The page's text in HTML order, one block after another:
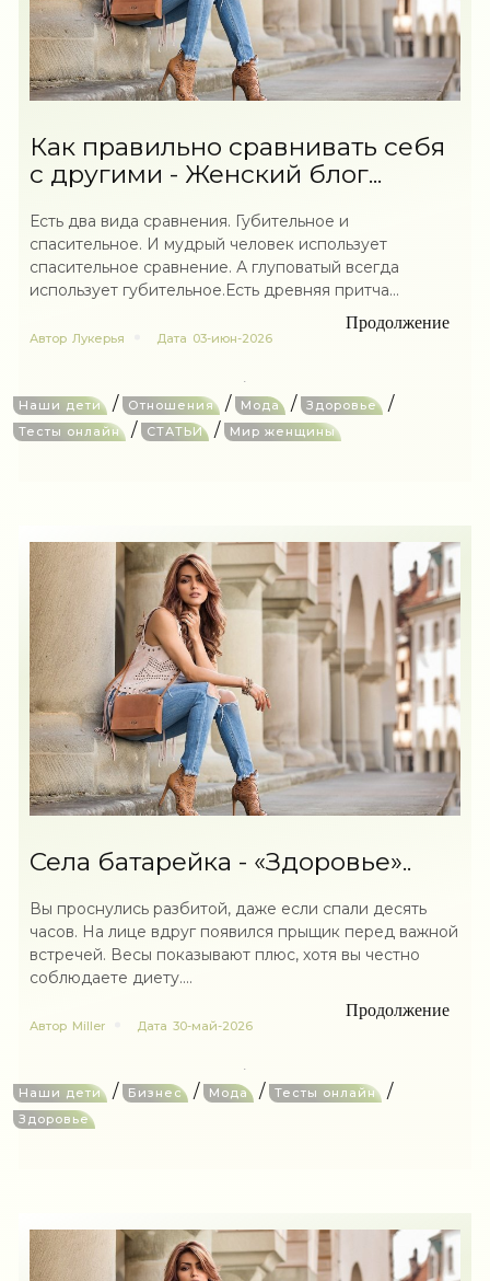
Как правильно сравнивать себя
с другими - Женский блог...
Есть два вида сравнения. Губительное и
спасительное. И мудрый человек использует
спасительное сравнение. А глуповатый всегда
использует губительное.Есть древняя притча...
Продолжение
Автор Лукерья Дата 03-июн-2026
Наши дети / Отношения / Мода / Здоровье /
Тесты онлайн / СТАТЬИ / Мир женщины
Села батарейка - «Здоровье»..
Вы проснулись разбитой, даже если спали десять
часов. На лице вдруг появился прыщик перед важной
встречей. Весы показывают плюс, хотя вы честно
соблюдаете диету....
Продолжение
Автор Miller Дата 30-май-2026
Наши дети / Бизнес / Мода / Тесты онлайн /
Здоровье